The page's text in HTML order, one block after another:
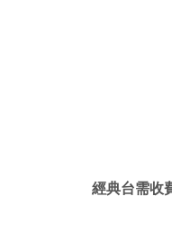
經典台需收